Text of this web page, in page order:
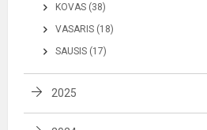
KOVAS (38)
VASARIS (18)
SAUSIS (17)
2025